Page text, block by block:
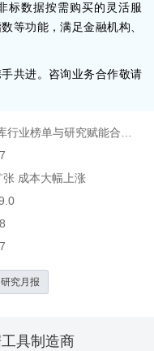
标数据按需购买的灵活服
等功能，满足金融机构、
共进。咨询业务合作敬请
成本大幅上涨
研究月报
具制造商